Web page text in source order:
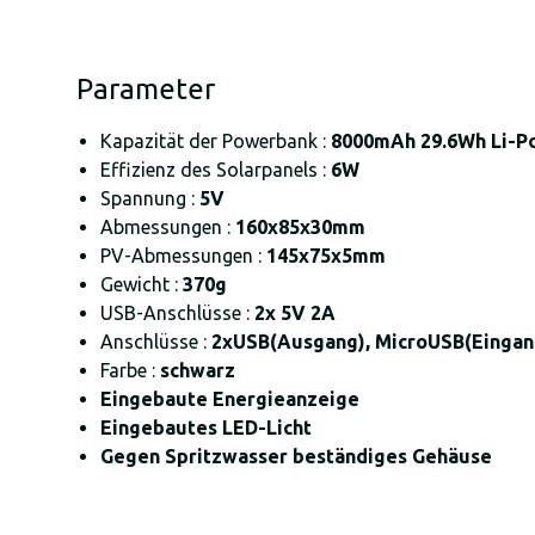
Parameter
Kapazität der Powerbank : 8000mAh 29.6Wh Li-
Effizienz des Solarpanels : 6W
Spannung : 5V
Abmessungen : 160x85x30mm
PV-Abmessungen : 145x75x5mm
Gewicht : 370g
USB-Anschlüsse : 2x 5V 2A
Anschlüsse : 2xUSB(Ausgang),
Farbe : schwarz
Eingebaute Energieanzeige
Eingebautes LED-Licht
Gegen Spritzwasser beständiges Gehäuse